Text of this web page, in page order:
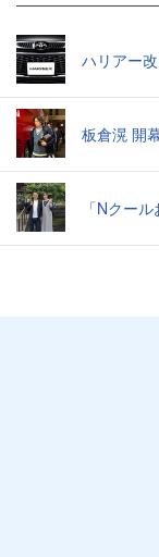
ハリアー
板倉滉 開
「Nクー